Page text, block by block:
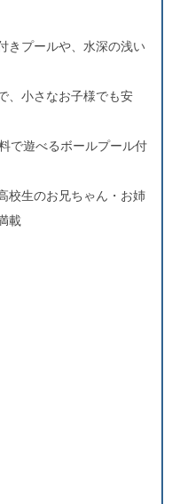
きプールや、水深の浅い
、小さなお子様でも安
で遊べるボールプール付
校生のお兄ちゃん・お姉
載